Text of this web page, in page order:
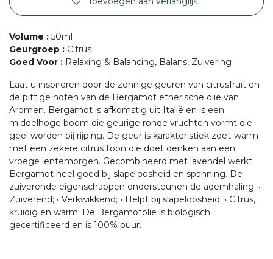
Volume : 50ml
Geurgroep : Citrus
Goed Voor : Relaxing & Balancing, Balans, Zuivering
Laat u inspireren door de zonnige geuren van citrusfruit en
de pittige noten van de Bergamot etherische olie van
Aromen. Bergamot is afkomstig uit Italië en is een
middelhoge boom die geurige ronde vruchten vormt die
geel worden bij rijping. De geur is karakteristiek zoet-warm
met een zekere citrus toon die doet denken aan een
vroege lentemorgen. Gecombineerd met lavendel werkt
Bergamot heel goed bij slapeloosheid en spanning. De
zuiverende eigenschappen ondersteunen de ademhaling. •
Zuiverend; • Verkwikkend; • Helpt bij slapeloosheid; • Citrus,
kruidig en warm. De Bergamotolie is biologisch
gecertificeerd en is 100% puur.